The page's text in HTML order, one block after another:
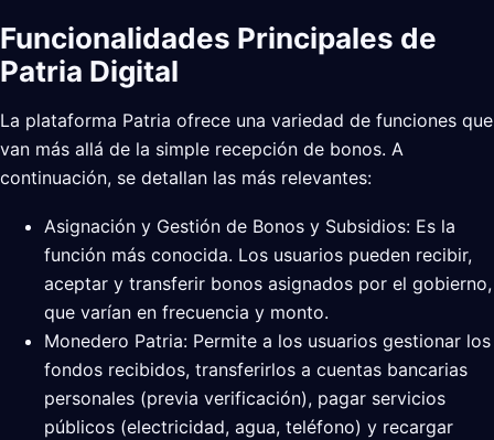
Funcionalidades Principales de
Patria Digital
La plataforma Patria ofrece una variedad de funciones que
van más allá de la simple recepción de bonos. A
continuación, se detallan las más relevantes:
Asignación y Gestión de Bonos y Subsidios: Es la
función más conocida. Los usuarios pueden recibir,
aceptar y transferir bonos asignados por el gobierno,
que varían en frecuencia y monto.
Monedero Patria: Permite a los usuarios gestionar los
fondos recibidos, transferirlos a cuentas bancarias
personales (previa verificación), pagar servicios
públicos (electricidad, agua, teléfono) y recargar